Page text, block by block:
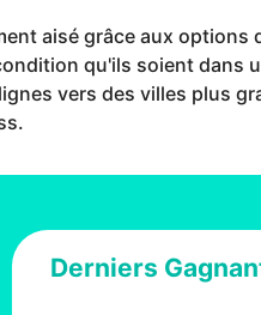
aisé grâce aux
qu'ils soient dans
vers des villes plus
Derniers